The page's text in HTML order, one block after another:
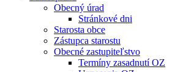
Obecný úrad
Stránkové dni
Starosta obce
Zástupca starostu
Obecné zastupiteľstvo
Termíny zasadnutí OZ